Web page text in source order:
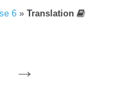
6 »Translation
→